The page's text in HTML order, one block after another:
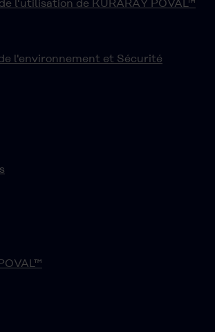
l'utilisation de KURARAY POVAL™
l'environnement et Sécurité